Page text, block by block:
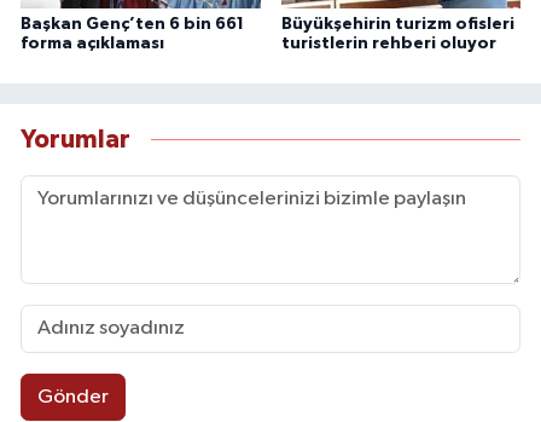
Başkan Genç’ten 6 bin 661
forma açıklaması
Büyükşehirin turizm ofisleri
turistlerin rehberi oluyor
Yorumlar
Gönder